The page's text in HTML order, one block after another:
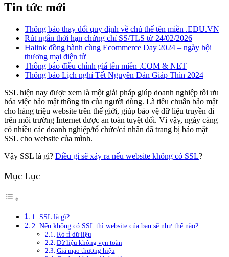
Tin tức mới
Thông báo thay đổi quy định về chủ thể tên miền .EDU.VN
Rút ngắn thời hạn chứng chỉ SS/TLS từ 24/02/2026
Halink đồng hành cùng Ecommerce Day 2024 – ngày hội
thương mại điện tử
Thông báo điều chỉnh giá tên miền .COM & NET
Thông báo Lịch nghỉ Tết Nguyên Đán Giáp Thìn 2024
SSL hiện nay được xem là một giải pháp giúp doanh nghiệp tối ưu
hóa việc bảo mật thông tin của người dùng. Là tiêu chuẩn bảo mật
cho hàng triệu website trên thế giới, giúp bảo vệ dữ liệu truyền đi
trên môi trường Internet được an toàn tuyệt đối. Vì vậy, ngày càng
có nhiều các doanh nghiệp/tổ chức/cá nhân đã trang bị bảo mật
SSL cho website của mình.
Vậy SSL là gì? Điều gì sẽ xảy ra nếu website không có SSL?
Mục Lục
1. SSL là gì?
2. Nếu không có SSL thì website của bạn sẽ như thế nào?
Rò rỉ dữ liệu
Dữ liệu không vẹn toàn
Giả mạo thương hiệu